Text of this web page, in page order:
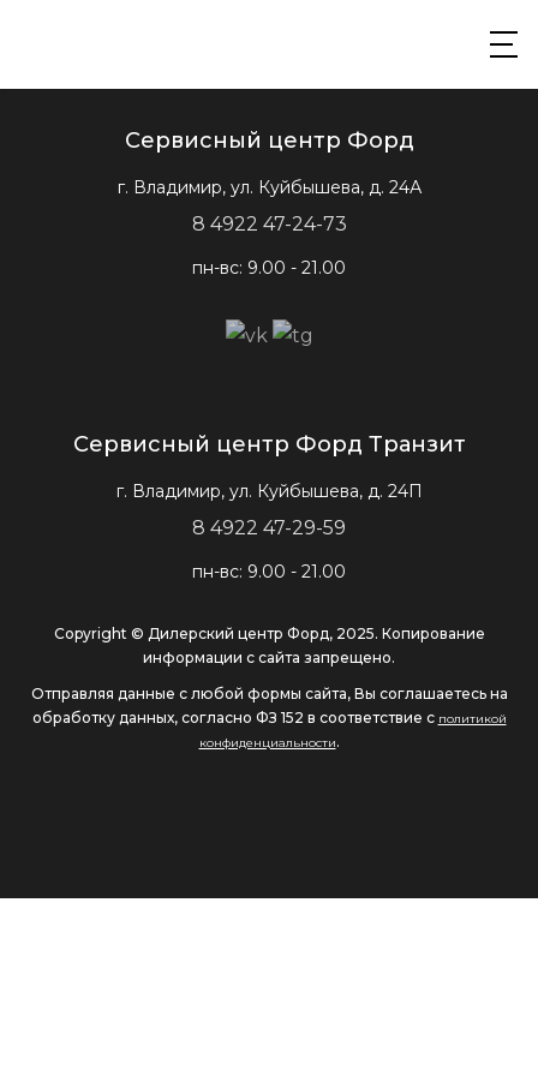
Сервисный центр Форд
г. Владимир, ул. Куйбышева, д. 24А
8 4922 47-24-73
пн-вс: 9.00 - 21.00
Сервисный центр Форд Транзит
г. Владимир, ул. Куйбышева, д. 24П
8 4922 47-29-59
пн-вс: 9.00 - 21.00
Copyright © Дилерский центр Форд, 2025. Копирование
информации с сайта запрещено.
Отправляя данные с любой формы сайта, Вы соглашаетесь на
обработку данных, согласно ФЗ 152 в соответствие с политикой
конфиденциальности.